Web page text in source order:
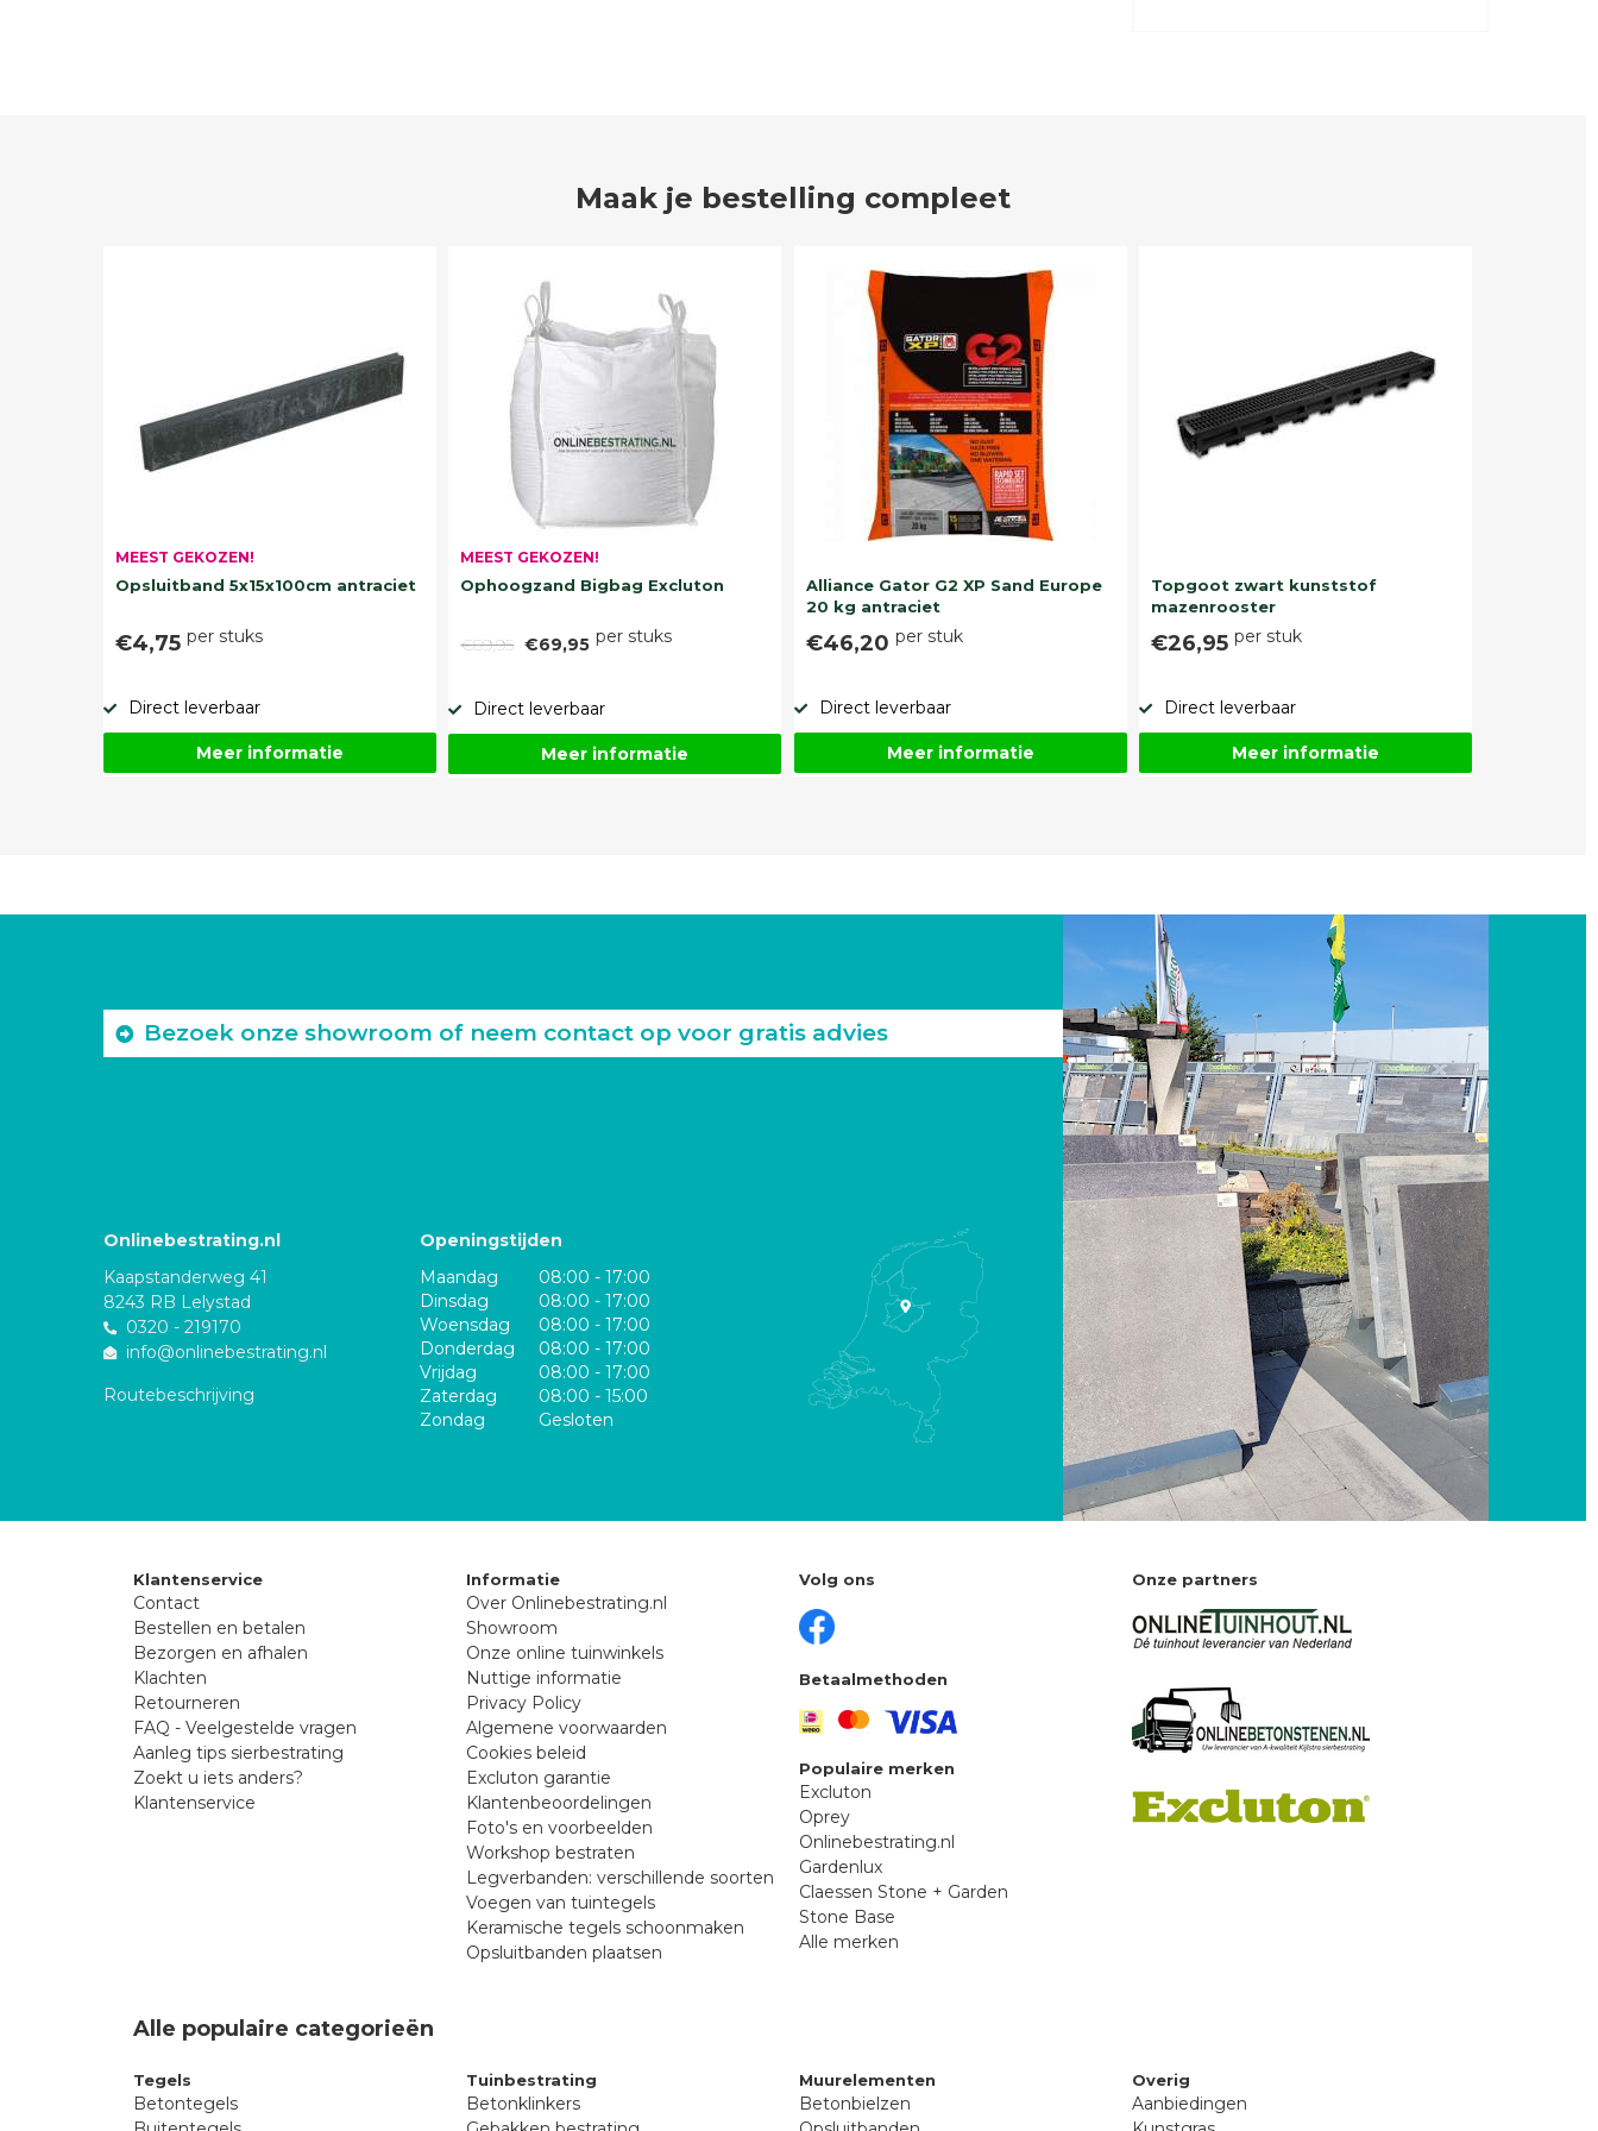
Maak je bestelling compleet
MEEST GEKOZEN!
Opsluitband 5x15x100cm antraciet
€4,75 per stuks
Direct leverbaar
Meer informatie
MEEST GEKOZEN!
Ophoogzand Bigbag Excluton
€89,95 €69,95 per stuks
Direct leverbaar
Meer informatie
Alliance Gator G2 XP Sand Europe
20 kg antraciet
€46,20 per stuk
Direct leverbaar
Meer informatie
Topgoot zwart kunststof
mazenrooster
€26,95 per stuk
Direct leverbaar
Meer informatie
Bezoek onze showroom of neem contact op voor gratis advies
Onlinebestrating.nl
Kaapstanderweg 41
8243 RB Lelystad
0320 - 219170
info@onlinebestrating.nl
Routebeschrijving
Openingstijden
Maandag
08:00 - 17:00
Dinsdag
08:00 - 17:00
Woensdag
08:00 - 17:00
Donderdag
08:00 - 17:00
Vrijdag
08:00 - 17:00
Zaterdag
08:00 - 15:00
Zondag
Gesloten
Klantenservice
Contact
Bestellen en betalen
Bezorgen en afhalen
Klachten
Retourneren
FAQ - Veelgestelde vragen
Aanleg tips sierbestrating
Zoekt u iets anders?
Klantenservice
Informatie
Over Onlinebestrating.nl
Showroom
Onze online tuinwinkels
Nuttige informatie
Privacy Policy
Algemene voorwaarden
Cookies beleid
Excluton garantie
Klantenbeoordelingen
Foto's en voorbeelden
Workshop bestraten
Legverbanden: verschillende soorten
Voegen van tuintegels
Keramische tegels schoonmaken
Opsluitbanden plaatsen
Volg ons
Betaalmethoden
Populaire merken
Excluton
Oprey
Onlinebestrating.nl
Gardenlux
Claessen Stone + Garden
Stone Base
Alle merken
Onze partners
Alle populaire categorieën
Tegels
Betontegels
Tuinbestrating
Betonklinkers
Muurelementen
Betonbielzen
Overig
Aanbiedingen